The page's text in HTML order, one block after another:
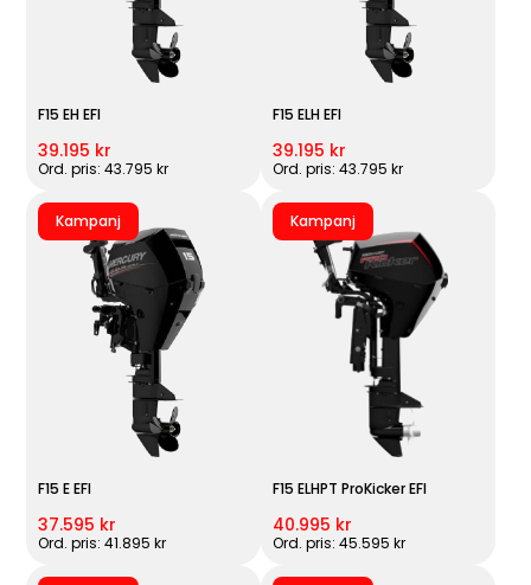
F15 EH EFI
39.195 kr
Ord. pris: 43.795 kr
F15 ELH EFI
39.195 kr
Ord. pris: 43.795 kr
Kampanj
F15 E EFI
37.595 kr
Ord. pris: 41.895 kr
Kampanj
F15 ELHPT ProKicker EFI
40.995 kr
Ord. pris: 45.595 kr